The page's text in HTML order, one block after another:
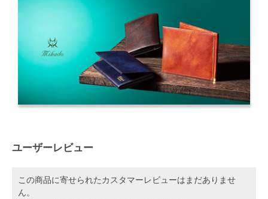
ユーザーレビュー
この商品に寄せられたカスタマーレビューはまだありませ
ん。